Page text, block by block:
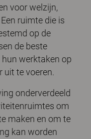
voor welzijn,
ruimte die is
op de
de beste
werktaken op
uit te voeren.
onderverdeeld
om
maken en om te
kan worden